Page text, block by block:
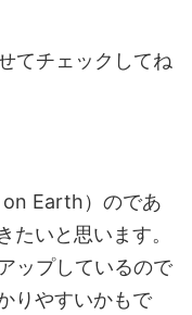
てチェックしてね
Earth）のであ
たいと思います。
ップしているので
りやすいかもで